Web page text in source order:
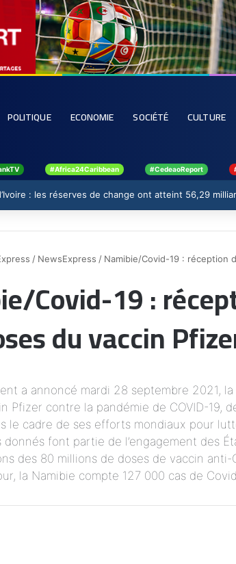
POLITIQUE ECONOMIE SOCIÉTÉ CULTURE
#Africa24Caribbean #CedeaoReport
: les réserves de change ont atteint 56,29
/ NewsExpress / Namibie/Covid-19 : réception
Covid-19 :
du vaccin
a annoncé mardi 28 septembre 2021,
Pfizer contre la pandémie de COVID-19,
le cadre de ses efforts mondiaux pour
donnés font partie de l’engagement des
des 80 millions de doses de vaccin
la Namibie compte 127 000 cas de